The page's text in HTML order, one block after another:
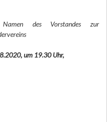
des Vorstandes zur
um 19.30 Uhr,